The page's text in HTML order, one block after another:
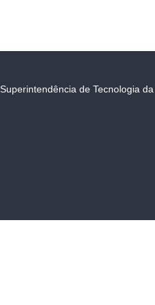
Superintendência de Tecnologia